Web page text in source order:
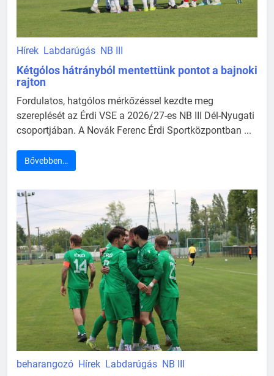
Hírek Labdarúgás NB III
Kétgólos hátrányból mentettünk pontot a bajnoki
rajton
Fordulatos, hatgólos mérkőzéssel kezdte meg
szereplését az Érdi VSE a 2026/27-es NB III Dél-Nyugati
csoportjában. A Novák Ferenc Érdi Sportközpontban ...
Bővebben…
beharangozó Hírek Labdarúgás NB III